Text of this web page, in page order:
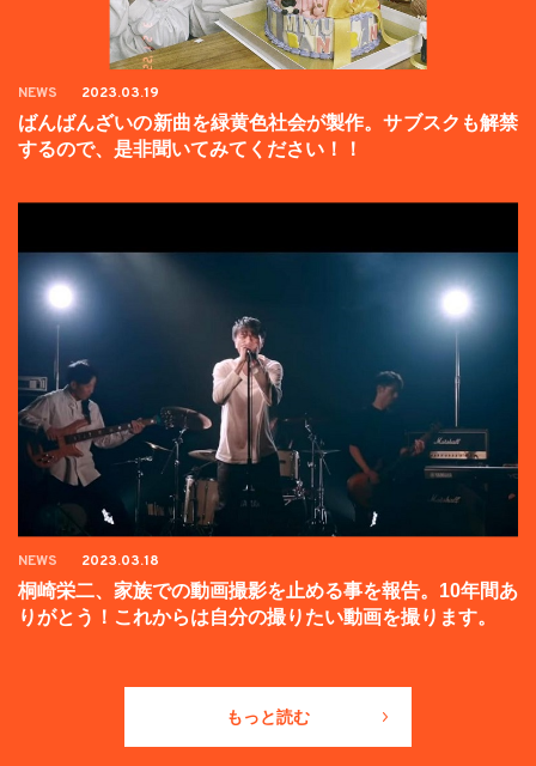
NEWS 2023.03.19
ばんばんざいの新曲を緑黄色社会が製作。サブスクも解禁
するので、是非聞いてみてください！！
NEWS 2023.03.18
桐崎栄二、家族での動画撮影を止める事を報告。10年間あ
りがとう！これからは自分の撮りたい動画を撮ります。
もっと読む